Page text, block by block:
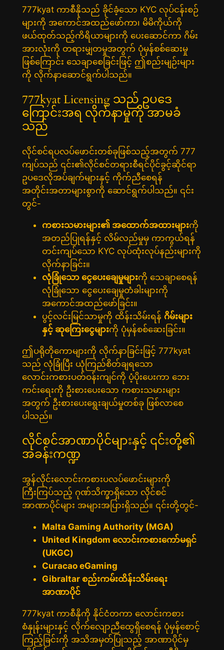
777kyat ကာစီနိုသည် ခိုင်ခံ့သော KYC လုပ်ငန်းစဉ်
များကို အကောင်အထည်ဖော်ကာ၊ မိမိကိုယ်ကို
ဖယ်ထုတ်သည့်ကိရိယာများကို ပေးဆောင်ကာ ဂိမ်း
အားလုံးကို တရားမျှတမှုအတွက် ပုံမှန်စစ်ဆေးမှု
ဖြစ်ကြောင်း သေချာစေခြင်းဖြင့် ဤစည်းမျဉ်းများ
ကို လိုက်နာဆောင်ရွက်ပါသည်။
777kyat Licensing သည် ဥပဒေ
ကြောင်းအရ လိုက်နာမှုကို အာမခံ
သည်
လိုင်စင်ရပလပ်ဖောင်းတစ်ခုဖြစ်သည့်အတွက် 777
ကျပ်သည် ၎င်း၏လိုင်စင်တရားစီရင်ပိုင်ခွင့်ဆိုင်ရာ
ဥပဒေလိုအပ်ချက်များနှင့် ကိုက်ညီစေရန်
အတိုင်းအတာများစွာကို ဆောင်ရွက်ပါသည်။ ၎င်း
တွင်-
ကစားသမားများ၏ အထောက်အထားများကို
အတည်ပြုရန်နှင့် လိမ်လည်မှုမှ ကာကွယ်ရန်
တင်းကျပ်သော KYC လုပ်ထုံးလုပ်နည်းများကို
လိုက်နာခြင်း။
လုံခြုံသော ငွေပေးချေမှုများကို သေချာစေရန်
လုံခြုံသော ငွေပေးချေမှုတံခါးများကို
အကောင်အထည်ဖော်ခြင်း။
ပွင့်လင်းမြင်သာမှုကို ထိန်းသိမ်းရန် ဂိမ်းများ
နှင့် ဆုကြေးငွေများကို ပုံမှန်စစ်ဆေးခြင်း။
ဤပရိုတိုကောများကို လိုက်နာခြင်းဖြင့် 777kyat
သည် လုံခြုံပြီး ယုံကြည်စိတ်ချရသော
လောင်းကစားပတ်ဝန်းကျင်ကို ပံ့ပိုးပေးကာ ဘေး
ကင်းရေးကို ဦးစားပေးသော ကစားသမားများ
အတွက် ဦးစားပေးရွေးချယ်မှုတစ်ခု ဖြစ်လာစေ
ပါသည်။
လိုင်စင်အာဏာပိုင်များနှင့် ၎င်းတို့၏
အခန်းကဏ္ဍ
အွန်လိုင်းလောင်းကစားပလပ်ဖောင်းများကို
ကြီးကြပ်သည့် ဂုဏ်သိက္ခာရှိသော လိုင်စင်
အာဏာပိုင်များ အများအပြားရှိသည်။ ၎င်းတို့တွင်-
Malta Gaming Authority (MGA)
United Kingdom လောင်းကစားကော်မရှင်
(UKGC)
Curacao eGaming
Gibraltar စည်းကမ်းထိန်းသိမ်းရေး
အာဏာပိုင်
777kyat ကာစီနိုကို နိုင်ငံတကာ လောင်းကစား
စံနှုန်းများနှင့် လိုက်လျောညီထွေရှိစေရန် ပုံမှန်စောင့်
ကြည့်ခြင်းကို အသိအမှတ်ပြုသည့် အာဏာပိုင်မှ